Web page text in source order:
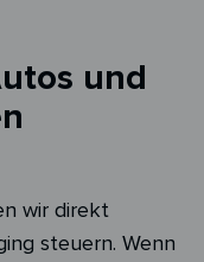
und
wir direkt
steuern. Wenn